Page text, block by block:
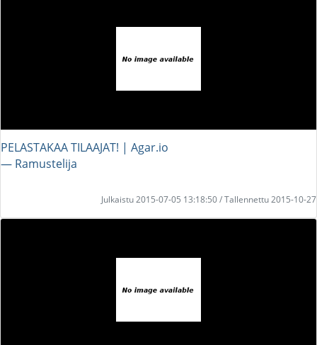
PELASTAKAA TILAAJAT! | Agar.io
― Ramustelija
Julkaistu 2015-07-05 13:18:50 / Tallennettu 2015-10-27